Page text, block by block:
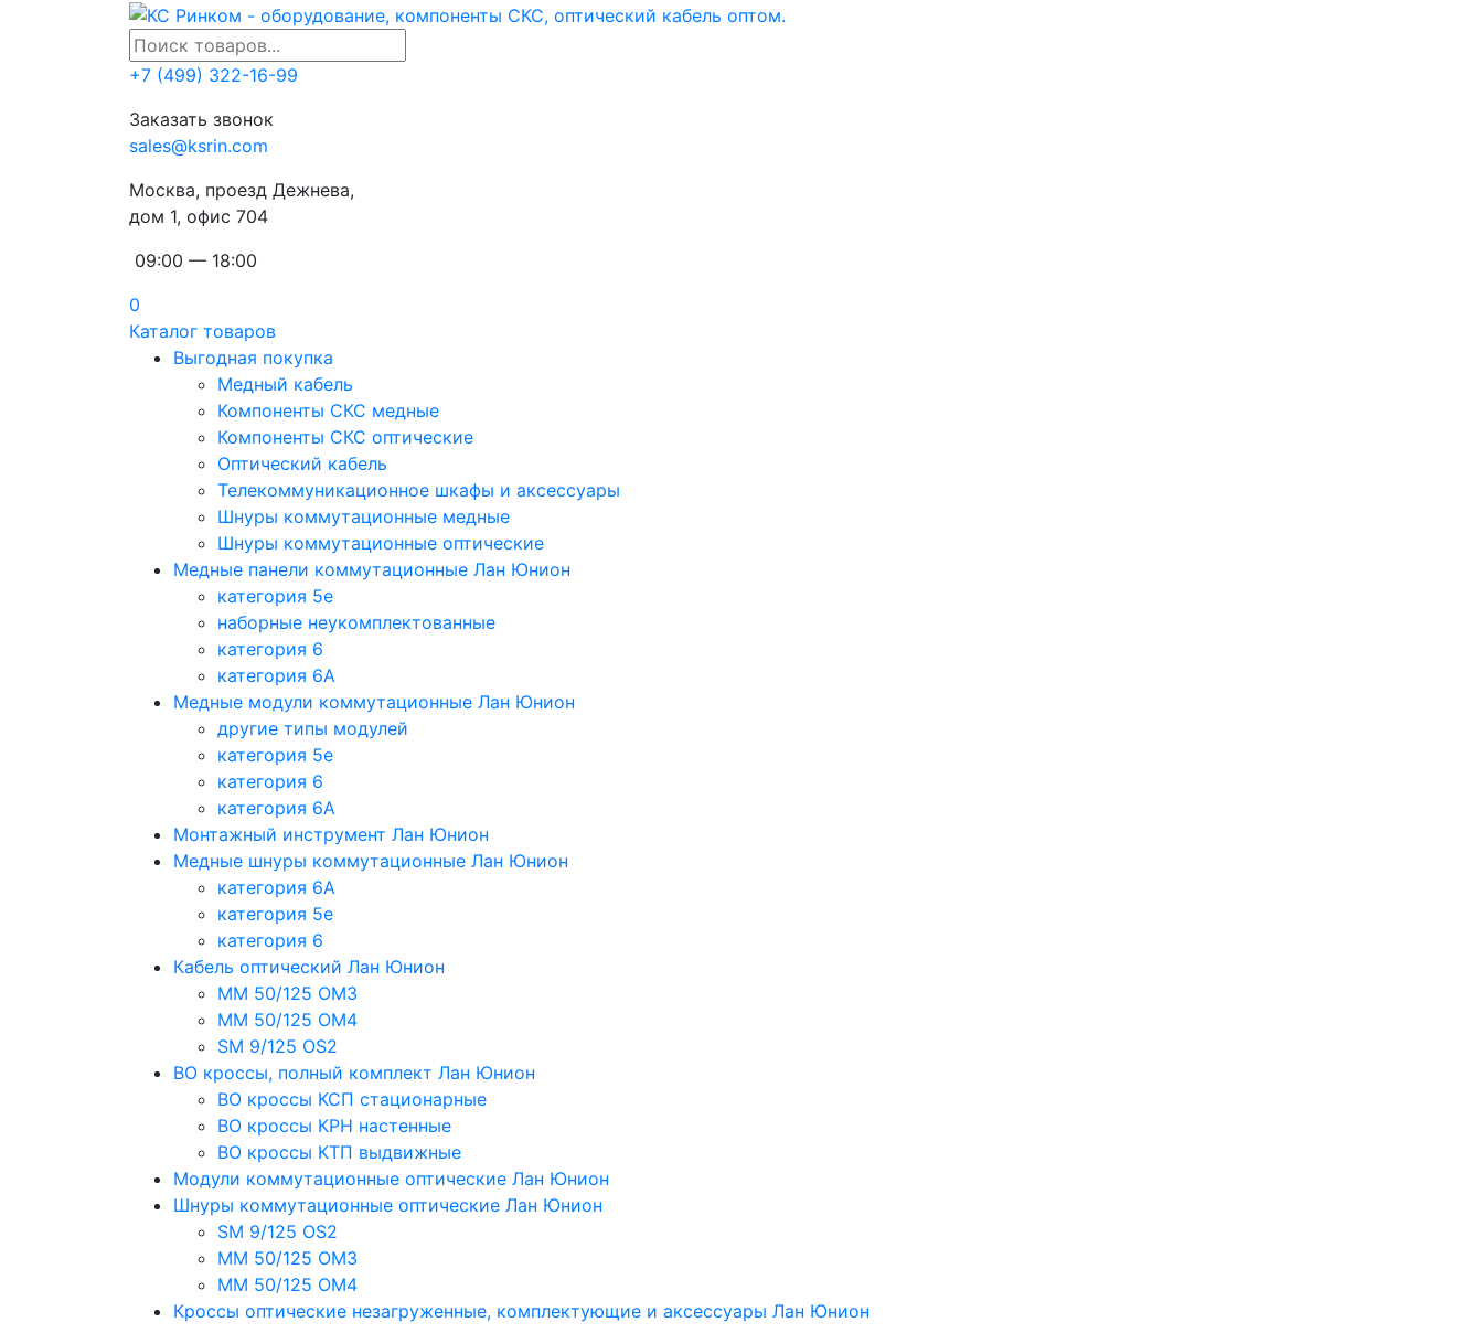
+7 (499) 322-16-99
Заказать звонок
sales@ksrin.com
Москва, проезд Дежнева,
дом 1, офис 704
09:00 — 18:00
0
Каталог товаров
Выгодная покупка
Медный кабель
Компоненты СКС медные
Компоненты СКС оптические
Оптический кабель
Телекоммуникационное шкафы и аксессуары
Шнуры коммутационные медные
Шнуры коммутационные оптические
Медные панели коммутационные Лан Юнион
категория 5e
наборные неукомплектованные
категория 6
категория 6A
Медные модули коммутационные Лан Юнион
другие типы модулей
категория 5е
категория 6
категория 6A
Монтажный инструмент Лан Юнион
Медные шнуры коммутационные Лан Юнион
категория 6A
категория 5e
категория 6
Кабель оптический Лан Юнион
MM 50/125 OM3
MM 50/125 OM4
SM 9/125 OS2
ВО кроссы, полный комплект Лан Юнион
ВО кроссы КСП стационарные
ВО кроссы КРН настенные
ВО кроссы КТП выдвижные
Модули коммутационные оптические Лан Юнион
Шнуры коммутационные оптические Лан Юнион
SM 9/125 OS2
MM 50/125 OM3
MM 50/125 OM4
Кроссы оптические незагруженные, комплектующие и аксессуары Лан Юнион